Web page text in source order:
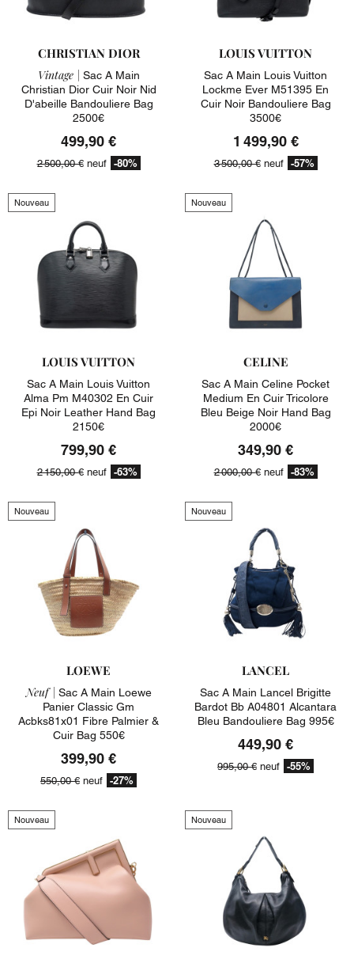
CHRISTIAN DIOR
Vintage | Sac A Main
Christian Dior Cuir Noir Nid
D'abeille Bandouliere Bag
2500€
499,90 €
2 500,00 €neuf -80%
LOUIS VUITTON
Sac A Main Louis Vuitton
Lockme Ever M51395 En
Cuir Noir Bandouliere Bag
3500€
1 499,90 €
3 500,00 €neuf -57%
Nouveau
LOUIS VUITTON
Sac A Main Louis Vuitton
Alma Pm M40302 En Cuir
Epi Noir Leather Hand Bag
2150€
799,90 €
2 150,00 €neuf -63%
Nouveau
CELINE
Sac A Main Celine Pocket
Medium En Cuir Tricolore
Bleu Beige Noir Hand Bag
2000€
349,90 €
2 000,00 €neuf -83%
Nouveau
LOEWE
Neuf | Sac A Main Loewe
Panier Classic Gm
Acbks81x01 Fibre Palmier &
Cuir Bag 550€
399,90 €
550,00 € neuf -27%
Nouveau
LANCEL
Sac A Main Lancel Brigitte
Bardot Bb A04801 Alcantara
Bleu Bandouliere Bag 995€
449,90 €
995,00 € neuf -55%
Nouveau Nouveau